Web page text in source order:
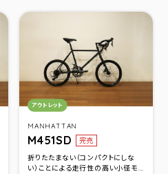
MANHATTAN
M451SD 完売
カテゴリ：
アウトレット
折りたたまない（コンパクトにしな
い）ことによる走行性の高い小径モ...